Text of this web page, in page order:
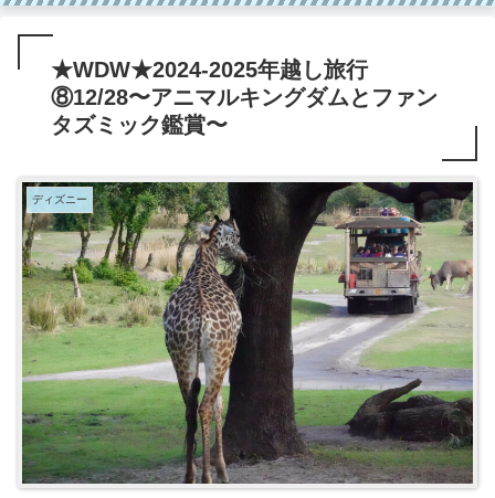
★WDW★2024-2025年越し旅行
⑧12/28〜アニマルキングダムとファン
タズミック鑑賞〜
ディズニー